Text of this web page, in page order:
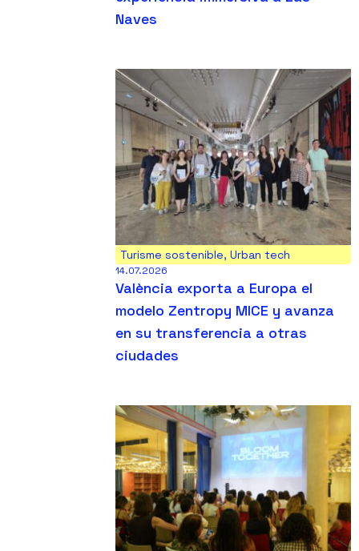
Naves
Turisme sostenible, Urban tech
14.07.2026
València exporta a Europa el
modelo Zentropy MICE y avanza
en su transferencia a otras
ciudades